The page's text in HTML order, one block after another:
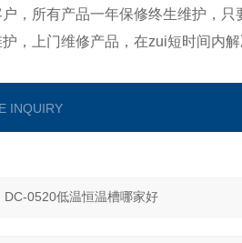
，所有产品一年保修终生维护，
，上门维修产品，在zui短时间内解
INQUIRY